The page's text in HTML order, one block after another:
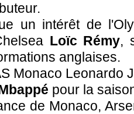
un intérêt de
Loïc Rémy,
anglaises.
Monaco Leonardo
pour la
de Monaco,